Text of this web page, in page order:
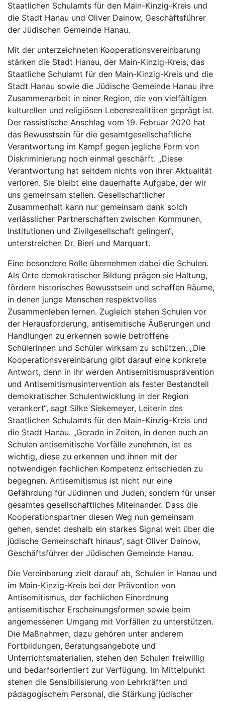
Staatlichen Schulamts für den Main-Kinzig-Kreis und
die Stadt Hanau und Oliver Dainow, Geschäftsführer
der Jüdischen Gemeinde Hanau.
Mit der unterzeichneten Kooperationsvereinbarung
stärken die Stadt Hanau, der Main-Kinzig-Kreis, das
Staatliche Schulamt für den Main-Kinzig-Kreis und die
Stadt Hanau sowie die Jüdische Gemeinde Hanau ihre
Zusammenarbeit in einer Region, die von vielfältigen
kulturellen und religiösen Lebensrealitäten geprägt ist.
Der rassistische Anschlag vom 19. Februar 2020 hat
das Bewusstsein für die gesamtgesellschaftliche
Verantwortung im Kampf gegen jegliche Form von
Diskriminierung noch einmal geschärft. „Diese
Verantwortung hat seitdem nichts von ihrer Aktualität
verloren. Sie bleibt eine dauerhafte Aufgabe, der wir
uns gemeinsam stellen. Gesellschaftlicher
Zusammenhalt kann nur gemeinsam dank solch
verlässlicher Partnerschaften zwischen Kommunen,
Institutionen und Zivilgesellschaft gelingen“,
unterstreichen Dr. Bieri und Marquart.
Eine besondere Rolle übernehmen dabei die Schulen.
Als Orte demokratischer Bildung prägen sie Haltung,
fördern historisches Bewusstsein und schaffen Räume,
in denen junge Menschen respektvolles
Zusammenleben lernen. Zugleich stehen Schulen vor
der Herausforderung, antisemitische Äußerungen und
Handlungen zu erkennen sowie betroffene
Schülerinnen und Schüler wirksam zu schützen. „Die
Kooperationsvereinbarung gibt darauf eine konkrete
Antwort, denn in ihr werden Antisemitismusprävention
und Antisemitismusintervention als fester Bestandteil
demokratischer Schulentwicklung in der Region
verankert“, sagt Silke Siekemeyer, Leiterin des
Staatlichen Schulamts für den Main-Kinzig-Kreis und
die Stadt Hanau. „Gerade in Zeiten, in denen auch an
Schulen antisemitische Vorfälle zunehmen, ist es
wichtig, diese zu erkennen und ihnen mit der
notwendigen fachlichen Kompetenz entschieden zu
begegnen. Antisemitismus ist nicht nur eine
Gefährdung für Jüdinnen und Juden, sondern für unser
gesamtes gesellschaftliches Miteinander. Dass die
Kooperationspartner diesen Weg nun gemeinsam
gehen, sendet deshalb ein starkes Signal weit über die
jüdische Gemeinschaft hinaus“, sagt Oliver Dainow,
Geschäftsführer der Jüdischen Gemeinde Hanau.
Die Vereinbarung zielt darauf ab, Schulen in Hanau und
im Main-Kinzig-Kreis bei der Prävention von
Antisemitismus, der fachlichen Einordnung
antisemitischer Erscheinungsformen sowie beim
angemessenen Umgang mit Vorfällen zu unterstützen.
Die Maßnahmen, dazu gehören unter anderem
Fortbildungen, Beratungsangebote und
Unterrichtsmaterialien, stehen den Schulen freiwillig
und bedarfsorientiert zur Verfügung. Im Mittelpunkt
stehen die Sensibilisierung von Lehrkräften und
pädagogischem Personal, die Stärkung jüdischer